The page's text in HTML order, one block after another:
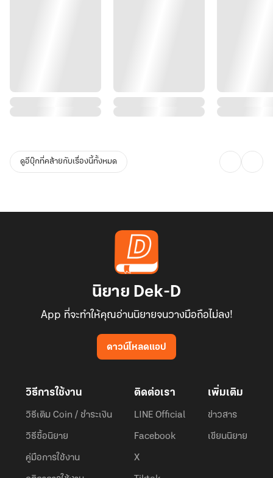
ดูอีบุ๊กที่คล้ายกับเรื่องนี้ทั้งหมด
นิยาย Dek-D
App ที่จะทำให้คุณอ่านนิยายจนวางมือถือไม่ลง!
ดาวน์โหลดแอป
วิธีการใช้งาน
วิธีเติม Coin / ชำระเงิน
วิธีซื้อนิยาย
คู่มือการใช้งาน
ติดต่อเรา
LINE Official
Facebook
X
เพิ่มเติม
ข่าวสาร
เขียนนิยาย